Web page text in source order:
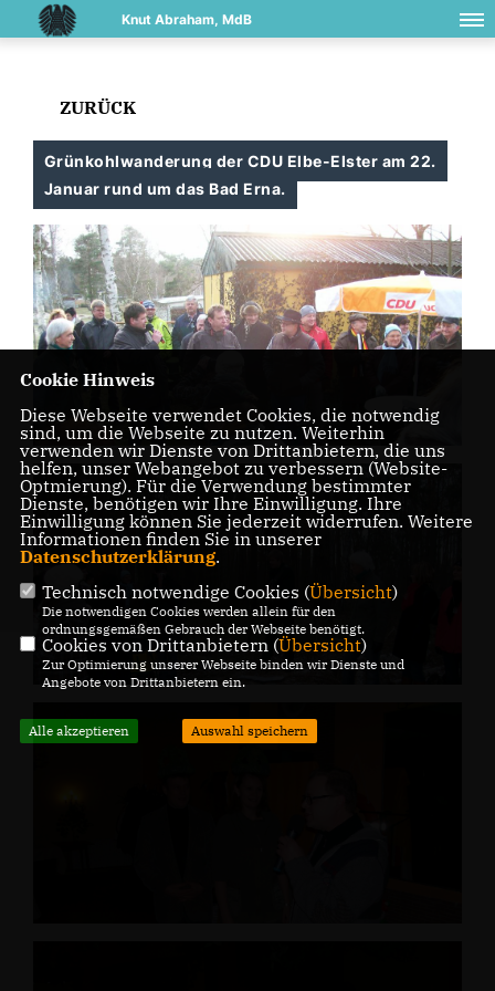
Knut Abraham, MdB
ZURÜCK
Grünkohlwanderung der CDU Elbe-Elster am 22.
Januar rund um das Bad Erna.
Cookie Hinweis
Diese Webseite verwendet Cookies, die notwendig
sind, um die Webseite zu nutzen. Weiterhin
verwenden wir Dienste von Drittanbietern, die uns
helfen, unser Webangebot zu verbessern (Website-
Optmierung). Für die Verwendung bestimmter
Dienste, benötigen wir Ihre Einwilligung. Ihre
Einwilligung können Sie jederzeit widerrufen. Weitere
Informationen finden Sie in unserer
Datenschutzerklärung.
Technisch notwendige Cookies (Übersicht)
Die notwendigen Cookies werden allein für den
ordnungsgemäßen Gebrauch der Webseite benötigt.
Cookies von Drittanbietern (Übersicht)
Zur Optimierung unserer Webseite binden wir Dienste und
Angebote von Drittanbietern ein.
Alle akzeptieren Auswahl speichern